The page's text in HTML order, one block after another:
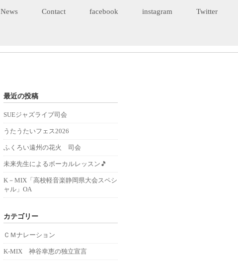
News Contact facebook instagram Twitter
最近の投稿
SUEジャズライブ司会
うたうたいフェス2026
ふくろい遠州の花火 司会
未来先生によるボーカルレッスン🎵
K－MIX「高校軽音楽静岡県大会スペシ
ャル」OA
カテゴリー
ＣＭナレーション
K-MIX 神谷幸恵の独立宣言